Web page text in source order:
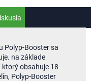
Polyp-Booster sa
na základe
ktorý obsahuje 18
Polyp-Booster